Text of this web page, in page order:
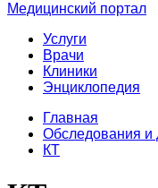
Медицинский портал
Услуги
Врачи
Клиники
Энциклопедия
Главная
Обследования и
КТ